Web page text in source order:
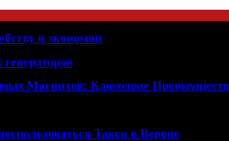
и экономии
Магнитов: Ключевые
Такси в Вероне